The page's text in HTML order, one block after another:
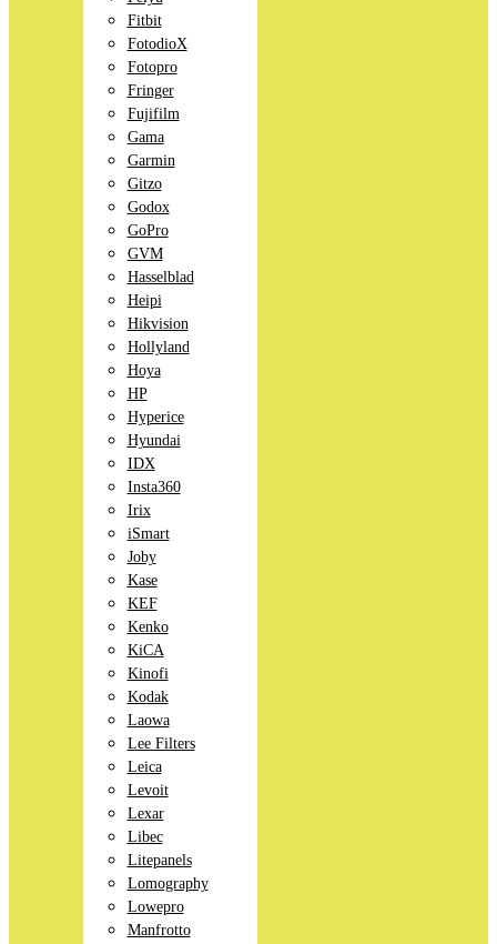
Fitbit
FotodioX
Fotopro
Fringer
Fujifilm
Gama
Garmin
Gitzo
Godox
GoPro
GVM
Hasselblad
Heipi
Hikvision
Hollyland
Hoya
HP
Hyperice
Hyundai
IDX
Insta360
Irix
iSmart
Joby
Kase
KEF
Kenko
KiCA
Kinofi
Kodak
Laowa
Lee Filters
Leica
Levoit
Lexar
Libec
Litepanels
Lomography
Lowepro
Manfrotto